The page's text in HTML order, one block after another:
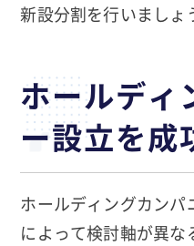
新設分割を行いましょ
ホールディ
ー設立を成
ホールディングカン
によって検討軸が異